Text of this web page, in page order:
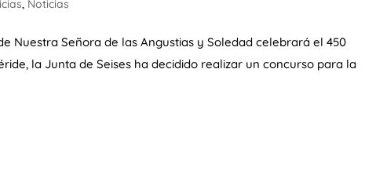
, Noticias
Nuestra Señora de las Angustias y Soledad celebrará el 450
la Junta de Seises ha decidido realizar un concurso para la